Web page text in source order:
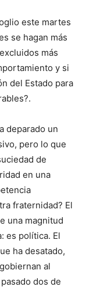
este martes
se hagan más
más
y si
del Estado para
deparado un
pero lo que
de
en una
fraternidad? El
una magnitud
es política. El
ha desatado,
al
dos de